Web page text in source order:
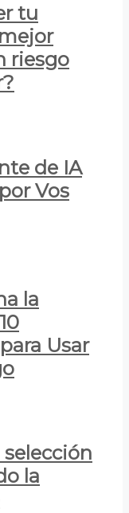
tu
riesgo
de IA
Vos
la
Usar
selección
la